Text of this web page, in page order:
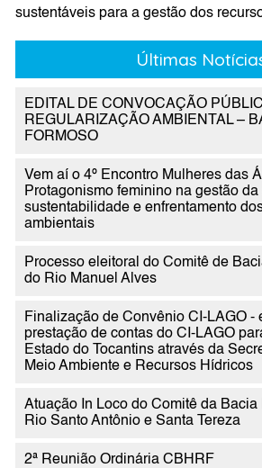
sustentáveis para a gestão dos
Últimas
EDITAL DE CONVOCAÇÃO
REGULARIZAÇÃO AMBIENTAL –
FORMOSO
Vem aí o 4º Encontro Mulheres das
Protagonismo feminino na gestão da
sustentabilidade e enfrentamento
ambientais
Processo eleitoral do Comitê de
do Rio Manuel Alves
Finalização de Convênio CI-LAGO -
prestação de contas do CI-LAGO
Estado do Tocantins através da
Meio Ambiente e Recursos Hídricos
Atuação In Loco do Comitê da
Rio Santo Antônio e Santa Tereza
2ª Reunião Ordinária CBHRF